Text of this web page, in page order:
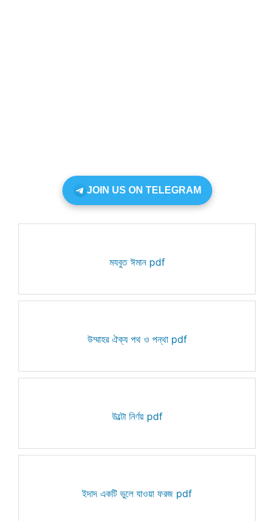
JOIN US ON TELEGRAM
মযবুত ঈমান pdf
উম্মাহর ঐক্য পথ ও পন্থা pdf
উল্টো নির্ণয় pdf
ইদাদ একটি ভুলে যাওয়া ফরজ pdf